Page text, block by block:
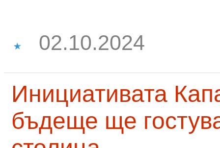
02.10.2024
Инициативата
бъдеще ще